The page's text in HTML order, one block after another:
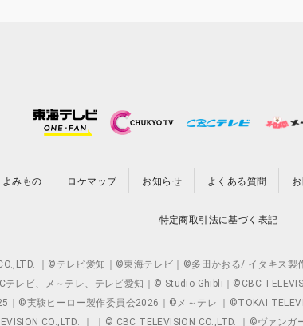
よみもの ロケマップ お知らせ よくある質問
特定商取引法に基づく表記
｜©テレビ愛知｜©東海テレビ｜©多田かおる/ イタキス
テレビ、メ～テレ、テレビ愛知｜© Studio Ghibli｜©CBC
©実験ヒーロー製作委員会2026｜©メ～テレ ｜©TOKAI
CO.,LTD. ｜ ｜© CBC TELEVISION CO.,LTD. ｜©ヴァン